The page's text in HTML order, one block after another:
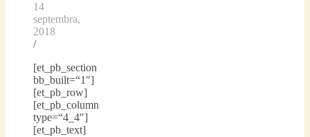
14
septembra,
2018
/
[et_pb_section
bb_built=“1″]
[et_pb_row]
[et_pb_column
type=“4_4″]
[et_pb_text]